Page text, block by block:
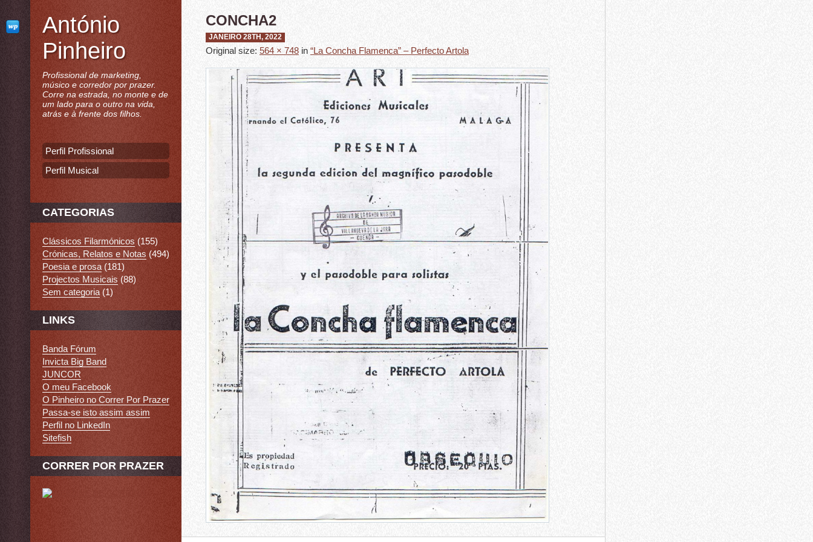
CONCHA2
JANEIRO 28TH, 2022
Original size: 564 × 748 in “La Concha Flamenca” – Perfecto Artola
António
Pinheiro
Profissional de marketing,
músico e corredor por prazer.
Corre na estrada, no monte e de
um lado para o outro na vida,
atrás e à frente dos filhos.
Perfil Profissional
Perfil Musical
CATEGORIAS
Clássicos Filarmónicos (155)
Crónicas, Relatos e Notas (494)
Poesia e prosa (181)
Projectos Musicais (88)
Sem categoria (1)
LINKS
Banda Fórum
Invicta Big Band
JUNCOR
O meu Facebook
O Pinheiro no Correr Por Prazer
Passa-se isto assim assim
Perfil no LinkedIn
Sitefish
CORRER POR PRAZER